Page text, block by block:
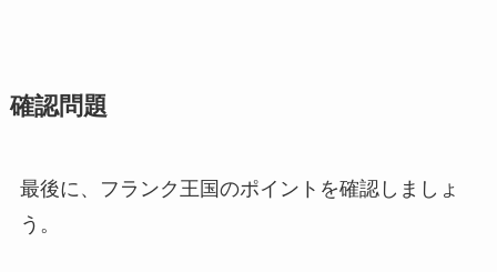
確認問題
最後に、フランク王国のポイントを確認しましょ
う。